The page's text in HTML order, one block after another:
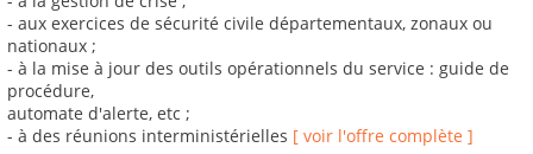
- aux exercices de sécurité civile départementaux, zonaux ou
nationaux ;
- à la mise à jour des outils opérationnels du service : guide de
procédure,
automate d'alerte, etc ;
- à des réunions interministérielles [ voir l'offre complète ]